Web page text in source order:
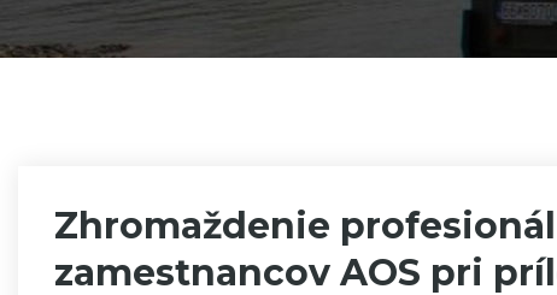
Zhromaždenie
zamestnancov AOS pri